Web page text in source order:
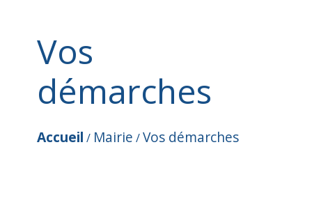
Vos
démarches
Accueil / Mairie /Vos démarches